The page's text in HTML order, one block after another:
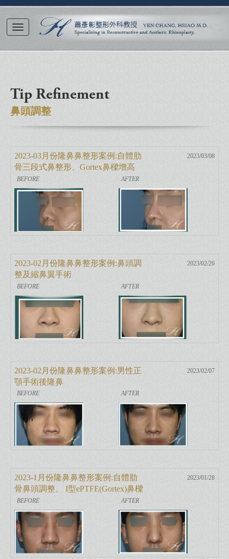
Tip Refinement
鼻頭調整
2023-03月份隆鼻鼻整形案例:自體肋
骨三段式鼻整形、Gortex鼻樑增高
2023/03/08
2023-02月份隆鼻鼻整形案例:鼻頭調
整及縮鼻翼手術
2023/02/26
2023-02月份隆鼻鼻整形案例:男性正
顎手術後隆鼻
2023/02/07
2023-1月份隆鼻鼻整形案例:自體肋
骨鼻頭調整、 I型ePTFE(Gortex)鼻樑
增高
2023/01/28